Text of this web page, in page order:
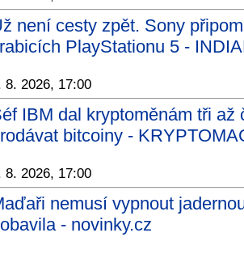
není cesty zpět. Sony
PlayStationu 5 -
8. 2026, 17:00
IBM dal kryptoměnám tři až
bitcoiny -
8. 2026, 17:00
nemusí vypnout
- novinky.cz